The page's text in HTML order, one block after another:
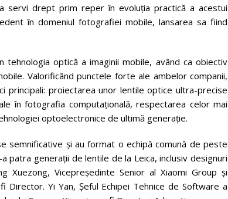
servi drept prim reper în evoluția practică a acestui
în domeniul fotografiei mobile, lansarea sa fiind
optică a imaginii mobile, având ca obiectiv
Valorificând punctele forte ale ambelor companii,
principali: proiectarea unor lentile optice ultra-precise
în fotografia computațională, respectarea celor mai
optoelectronice de ultimă generație.
semnificative și au format o echipă comună de peste
generații de lentile de la Leica, inclusiv designuri
Vicepreședinte Senior al Xiaomi Group și
Yi Yan, Șeful Echipei Tehnice de Software a